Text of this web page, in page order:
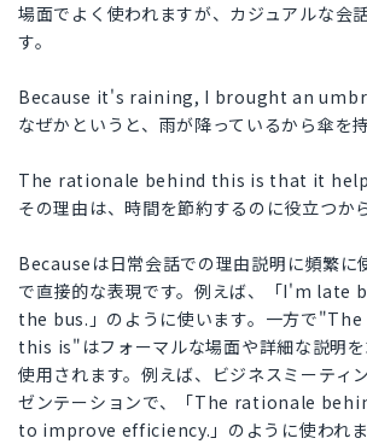
場面でよく使われますが、カジュアルな会
す。
Because it's raining, I brought an
なぜかというと、雨が降っているから傘を
The rationale behind this is that it
その理由は、時間を節約するのに役立つから
Becauseは日常会話での理由説明に頻繁に
で直接的な表現です。例えば、「I'm late
the bus.」のように使います。一方で
this is"はフォーマルな場面や詳細な説明
使用されます。例えば、ビジネスミーティ
ゼンテーションで、「The rationale
to improve efficiency.」のように使われま